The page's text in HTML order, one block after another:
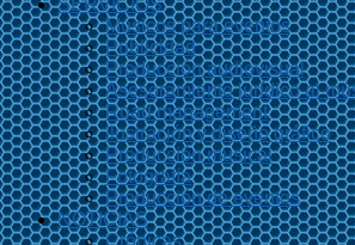
SERVICIOS
Músicos para eventos
Publicidad
Producción audiovisual
Asesoramiento jurídico al
Road management
Ilustración y diseño gráfico
Producción musical
Fotografía
Producción de eventos
NOTICIAS